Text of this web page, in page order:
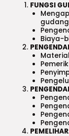
FUNGSI
Biaya-